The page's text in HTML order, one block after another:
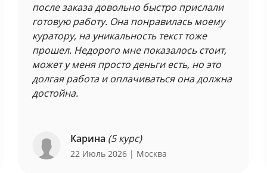
после заказа довольно быстро прислали
готовую работу. Она понравилась моему
куратору, на уникальность текст тоже
прошел. Недорого мне показалось стоит,
может у меня просто деньги есть, но это
долгая работа и оплачиваться она должна
достойна.
Карина (5 курс)
22 Июль 2026 | Москва